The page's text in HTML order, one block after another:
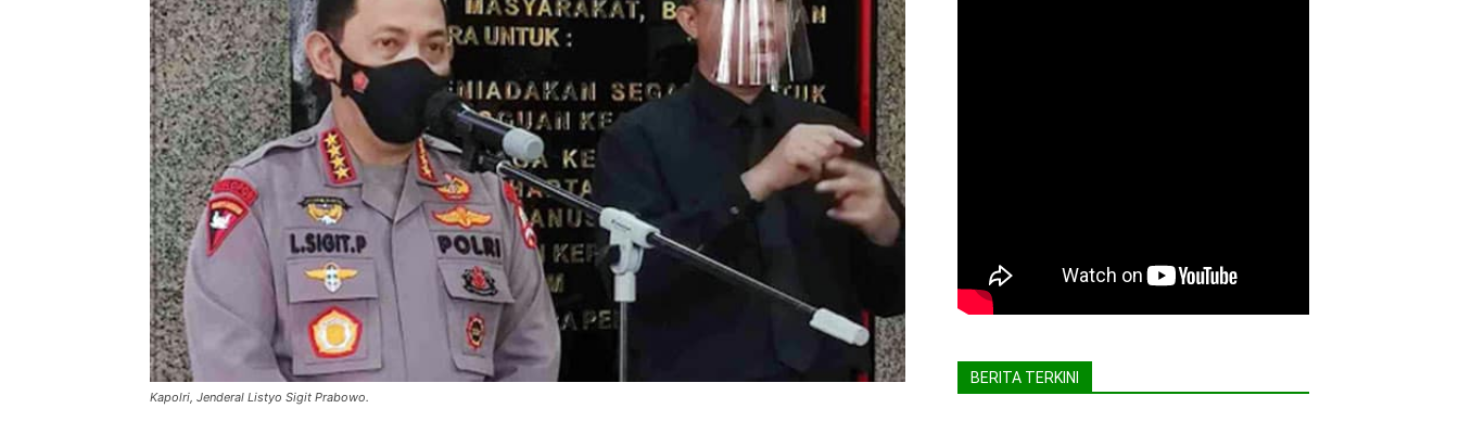
Kapolri, Jenderal Listyo Sigit Prabowo.
BERITA TERKINI